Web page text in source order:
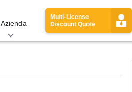
Azienda
Multi-License
Discount Quote